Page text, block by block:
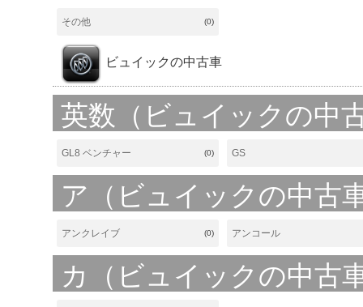
その他 (0)
ビュイックの中古車
英数（ビュイックの中
GL8 ベンチャー (0) GS
ア（ビュイックの中古
アンクレイブ (0) アンコール
カ（ビュイックの中古